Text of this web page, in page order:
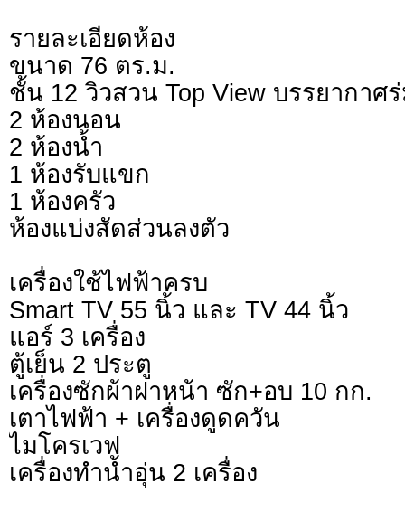
รายละเอียดห้อง
ขนาด 76 ตร.ม.
ชั้น 12 วิวสวน Top View บรรยากาศ
2 ห้องนอน
2 ห้องน้ำ
1 ห้องรับแขก
1 ห้องครัว
ห้องแบ่งสัดส่วนลงตัว
เครื่องใช้ไฟฟ้าครบ
Smart TV 55 นิ้ว และ TV 44 นิ้ว
แอร์ 3 เครื่อง
ตู้เย็น 2 ประตู
เครื่องซักผ้าฝาหน้า ซัก+อบ 10 กก.
เตาไฟฟ้า + เครื่องดูดควัน
ไมโครเวฟ
เครื่องทำน้ำอุ่น 2 เครื่อง